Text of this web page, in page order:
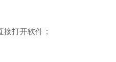
打开软件；